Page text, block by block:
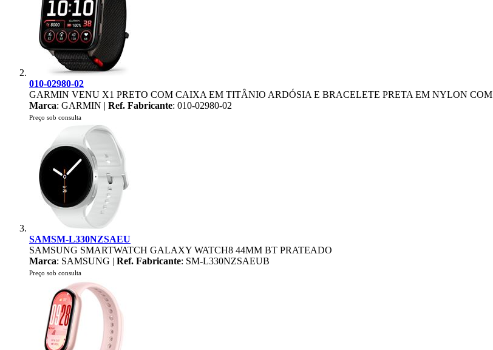
010-02980-02
GARMIN VENU X1 PRETO COM CAIXA EM TITÂNIO ARDÓSIA E BRACELETE PRETA EM NYLON COM
Marca: GARMIN | Ref. Fabricante: 010-02980-02
Preço sob consulta
SAMSM-L330NZSAEU
SAMSUNG SMARTWATCH GALAXY WATCH8 44MM BT PRATEADO
Marca: SAMSUNG | Ref. Fabricante: SM-L330NZSAEUB
Preço sob consulta